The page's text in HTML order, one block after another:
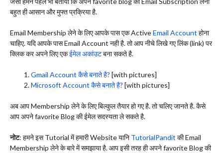
बहुत ही आसान और मुफ्त प्रक्रिया है.
Email Membership लेने के लिए आपके पास एक ActiveEmail Account होना
चाहिए. यदि आपके पास Email Account नही है. तो आप नीचे लिखे गए लिंक (link) पर
क्लिक कर अपने लिए एकईमेल अकांउटबना सकते है.
Gmail Account कैसे बनाते है? [with pictures]
Microsoft Account कैसे बनाते है? [with pictures]
अब आप Membership लेने के लिए बिल्कुल तैयार हो गए है. तो चलिए जानते है. कैसे
आप अपने favorite Blog की ईमेल सदस्यता ले सकते है.
नोट: हमने इस Tutorial में हमारी Website यानि TutorialPandit की Email
Membership लेने के बारे में समझाया है. आप इसी तरह ही अपने favorite Blog की